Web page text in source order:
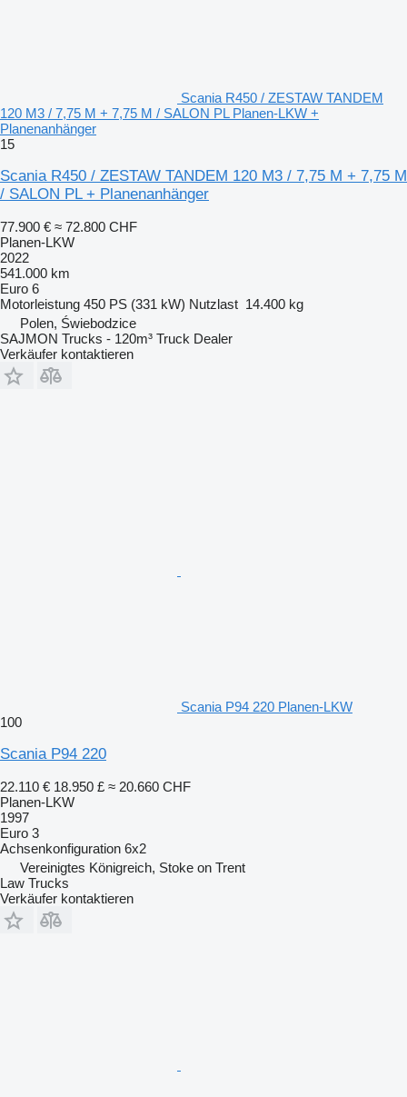
Scania R450 / ZESTAW TANDEM
120 M3 / 7,75 M + 7,75 M / SALON PL Planen-LKW +
Planenanhänger
15
Scania R450 / ZESTAW TANDEM 120 M3 / 7,75 M + 7,75 M
/ SALON PL + Planenanhänger
77.900 € ≈ 72.800 CHF
Planen-LKW
2022
541.000 km
Euro 6
Motorleistung 450 PS (331 kW) Nutzlast 14.400 kg
Polen, Świebodzice
SAJMON Trucks - 120m³ Truck Dealer
Verkäufer kontaktieren
Scania P94 220 Planen-LKW
100
Scania P94 220
22.110 € 18.950 £ ≈ 20.660 CHF
Planen-LKW
1997
Euro 3
Achsenkonfiguration 6x2
Vereinigtes Königreich, Stoke on Trent
Law Trucks
Verkäufer kontaktieren